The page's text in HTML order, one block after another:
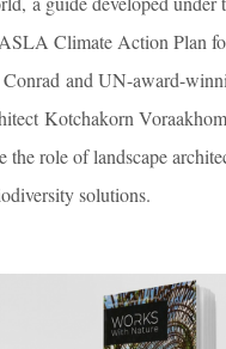
Climate Action Plan
Conrad and UN-award-
Kotchakorn
the role of landscape
solutions.